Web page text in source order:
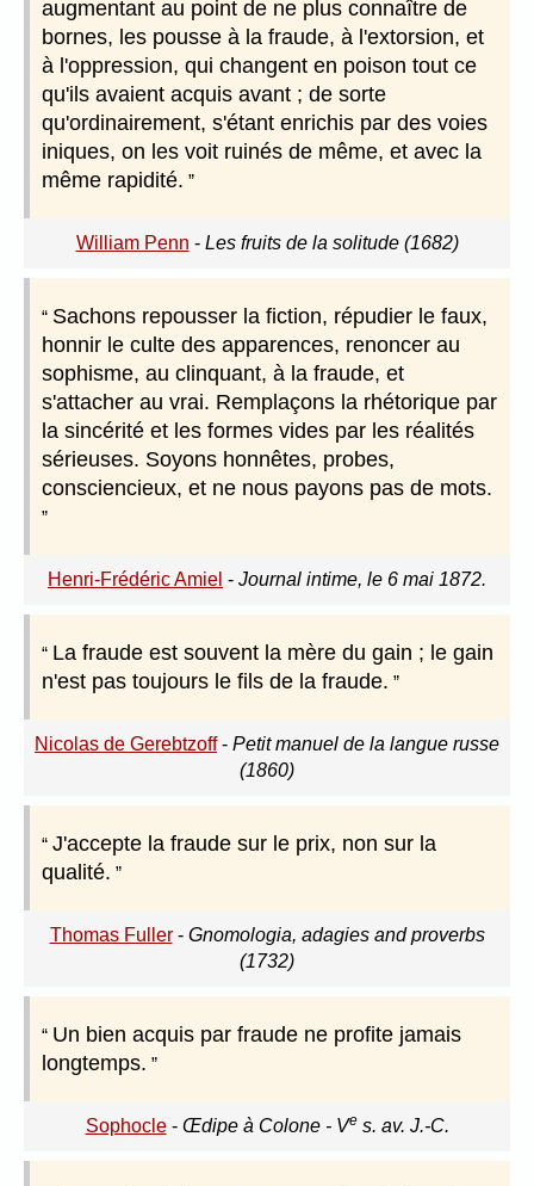
augmentant au point de ne plus connaître de
bornes, les pousse à la fraude, à l'extorsion, et
à l'oppression, qui changent en poison tout ce
qu'ils avaient acquis avant ; de sorte
qu'ordinairement, s'étant enrichis par des voies
iniques, on les voit ruinés de même, et avec la
même rapidité.
William Penn - Les fruits de la solitude (1682)
Sachons repousser la fiction, répudier le faux,
honnir le culte des apparences, renoncer au
sophisme, au clinquant, à la fraude, et
s'attacher au vrai. Remplaçons la rhétorique par
la sincérité et les formes vides par les réalités
sérieuses. Soyons honnêtes, probes,
consciencieux, et ne nous payons pas de mots.
Henri-Frédéric Amiel - Journal intime, le 6 mai 1872.
La fraude est souvent la mère du gain ; le gain
n'est pas toujours le fils de la fraude.
Nicolas de Gerebtzoff- Petit manuel de la langue russe
(1860)
J'accepte la fraude sur le prix, non sur la
qualité.
Thomas Fuller- Gnomologia, adagies and proverbs
(1732)
Un bien acquis par fraude ne profite jamais
longtemps.
Sophocle- Œdipe à Colone - Ves. av. J.-C.